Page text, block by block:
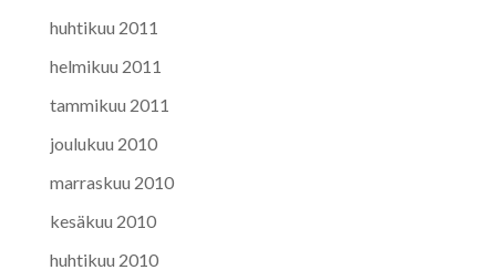
huhtikuu 2011
helmikuu 2011
tammikuu 2011
joulukuu 2010
marraskuu 2010
kesäkuu 2010
huhtikuu 2010